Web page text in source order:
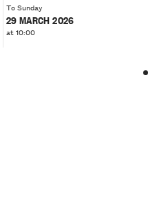
To Sunday
29 MARCH 2026
at 10:00